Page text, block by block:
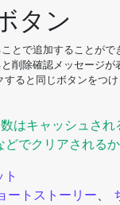
タン
とで追加することがで
削除確認メッセージが
すると同じボタンをつ
はキャッシュされ
どでクリアされる
ートストーリー、